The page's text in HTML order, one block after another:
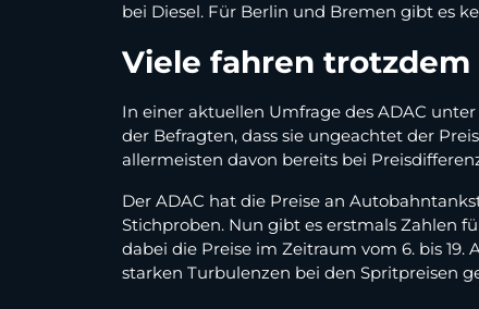
bei Diesel. Für Berlin und Bremen gibt es
Viele fahren
In einer aktuellen Umfrage des ADAC
der Befragten, dass sie ungeachtet der
allermeisten davon bereits bei
Der ADAC hat die Preise an
Stichproben. Nun gibt es erstmals Zahlen
dabei die Preise im Zeitraum vom 6. bis
starken Turbulenzen bei den Spritpreisen